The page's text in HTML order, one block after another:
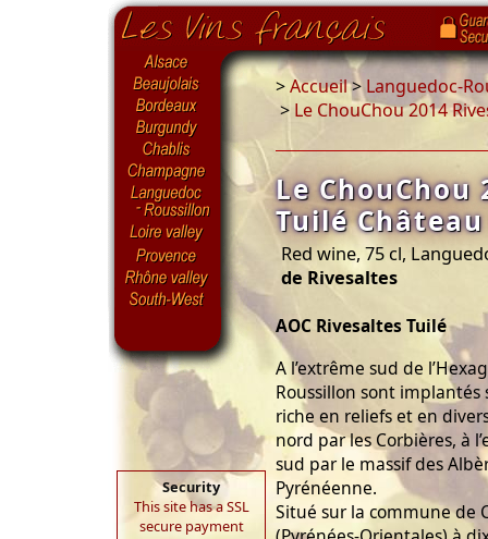
Security
This site has a SSL
secure payment
>Accueil>Languedoc-
> Le ChouChou 2014
Le ChouChou
Tuilé Château
Red wine, 75 cl,
de Rivesaltes
AOC Rivesaltes Tuilé
A l’extrême sud de
Roussillon sont
riche en reliefs et en
nord par les Corbières, à
sud par le massif des
Pyrénéenne.
Situé sur la commune de